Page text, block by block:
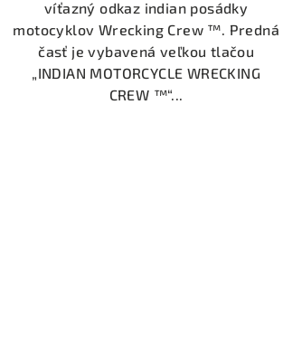
víťazný odkaz indian posádky
motocyklov Wrecking Crew ™. Predná
časť je vybavená veľkou tlačou
„INDIAN MOTORCYCLE WRECKING
CREW ™“...